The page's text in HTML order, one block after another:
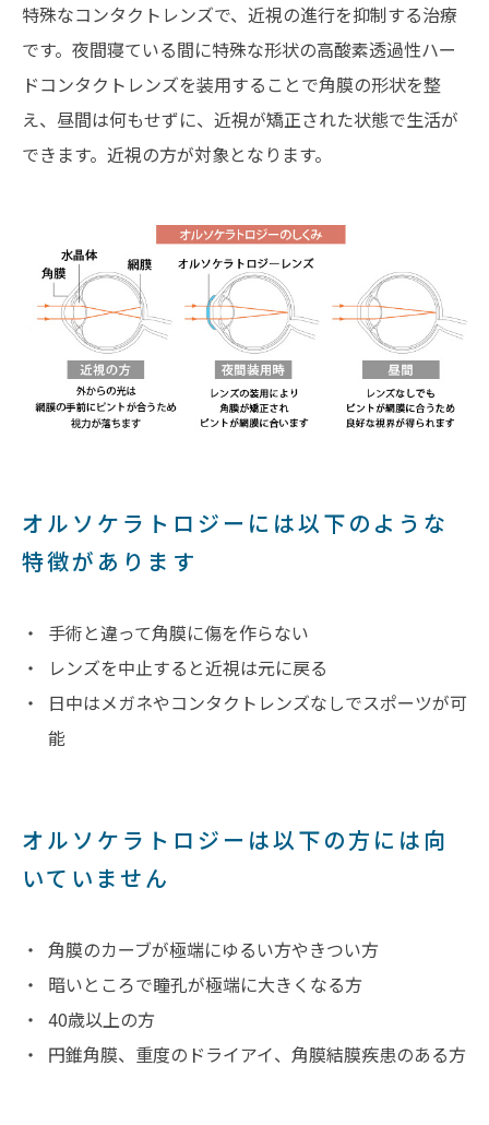
特殊なコンタクトレンズで、近視の進行を抑制する治療
です。夜間寝ている間に特殊な形状の高酸素透過性ハー
ドコンタクトレンズを装用することで角膜の形状を整
え、昼間は何もせずに、近視が矯正された状態で生活が
できます。近視の方が対象となります。
オルソケラトロジーには以下のような
特徴があります
手術と違って角膜に傷を作らない
レンズを中止すると近視は元に戻る
日中はメガネやコンタクトレンズなしでスポーツが可
能
オルソケラトロジーは以下の方には向
いていません
角膜のカーブが極端にゆるい方やきつい方
暗いところで瞳孔が極端に大きくなる方
40歳以上の方
円錐角膜、重度のドライアイ、角膜結膜疾患のある方